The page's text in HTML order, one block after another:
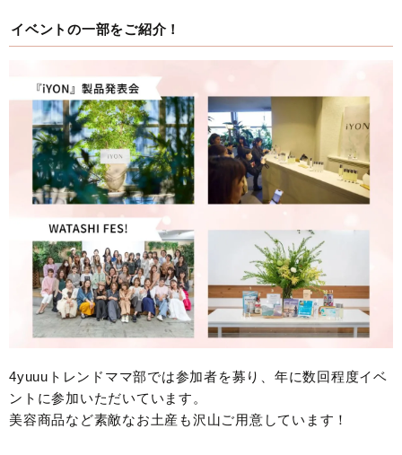
イベントの一部をご紹介！
4yuuuトレンドママ部では参加者を募り、年に数回程度イベ
ントに参加いただいています。
美容商品など素敵なお土産も沢山ご用意しています！